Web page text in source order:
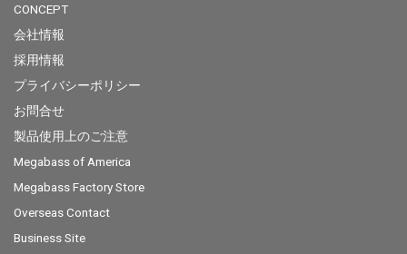
CONCEPT
会社情報
採用情報
プライバシーポリシー
お問合せ
製品使用上のご注意
Megabass of America
Megabass Factory Store
Overseas Contact
Business Site